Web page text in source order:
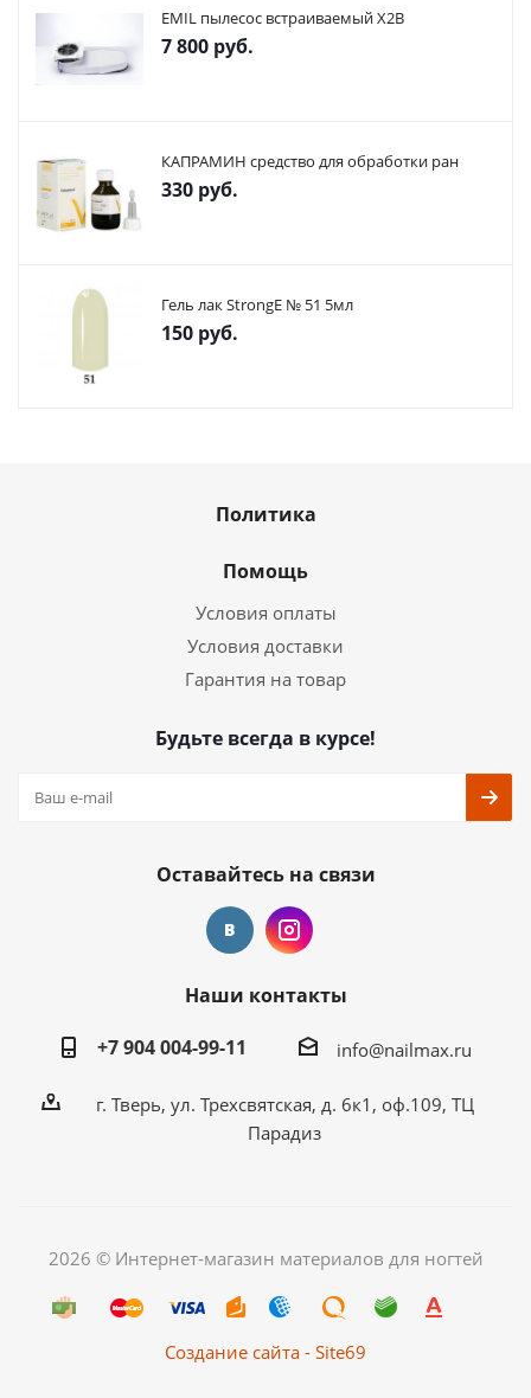
EMIL пылесос встраиваемый X2В
7 800 руб.
КАПРАМИН средство для обработки ран
330 руб.
Гель лак StrongE № 51 5мл
150 руб.
Политика
Помощь
Условия оплаты
Условия доставки
Гарантия на товар
Будьте всегда в курсе!
Оставайтесь на связи
Наши контакты
+7 904 004-99-11
info@nailmax.ru
г. Тверь, ул. Трехсвятская, д. 6к1, оф.109, ТЦ
Парадиз
2026 © Интернет-магазин материалов для ногтей
Создание сайта - Site69